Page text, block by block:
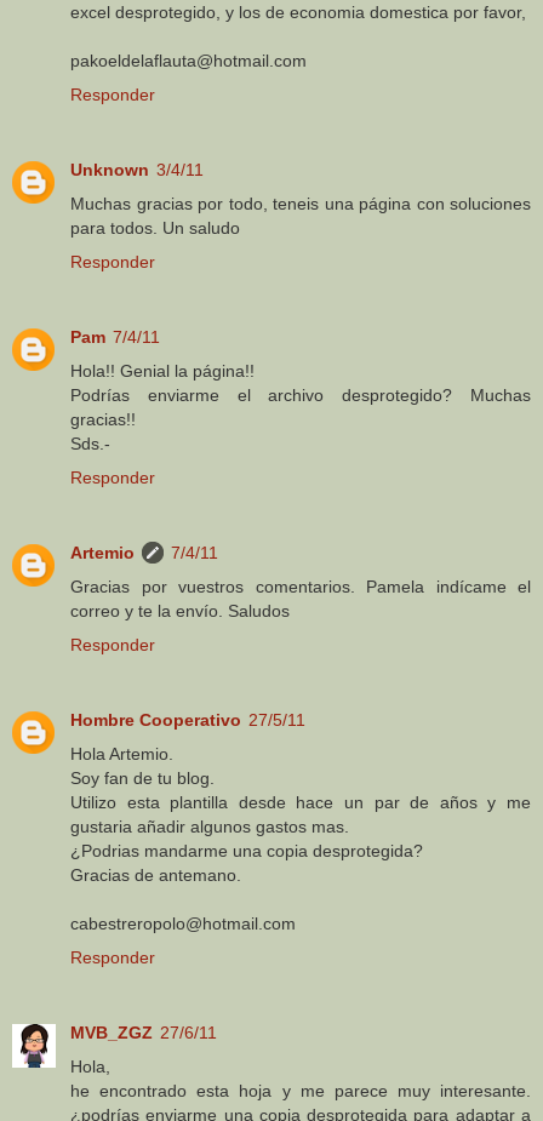
excel desprotegido, y los de economia domestica por favor,
pakoeldelaflauta@hotmail.com
Responder
Unknown 3/4/11
Muchas gracias por todo, teneis una página con soluciones
para todos. Un saludo
Responder
Pam 7/4/11
Hola!! Genial la página!!
Podrías enviarme el archivo desprotegido? Muchas
gracias!!
Sds.-
Responder
Artemio
7/4/11
Gracias por vuestros comentarios. Pamela indícame el
correo y te la envío. Saludos
Responder
Hombre Cooperativo 27/5/11
Hola Artemio.
Soy fan de tu blog.
Utilizo esta plantilla desde hace un par de años y me
gustaria añadir algunos gastos mas.
¿Podrias mandarme una copia desprotegida?
Gracias de antemano.
cabestreropolo@hotmail.com
Responder
MVB_ZGZ 27/6/11
Hola,
he encontrado esta hoja y me parece muy interesante.
¿podrías enviarme una copia desprotegida para adaptar a